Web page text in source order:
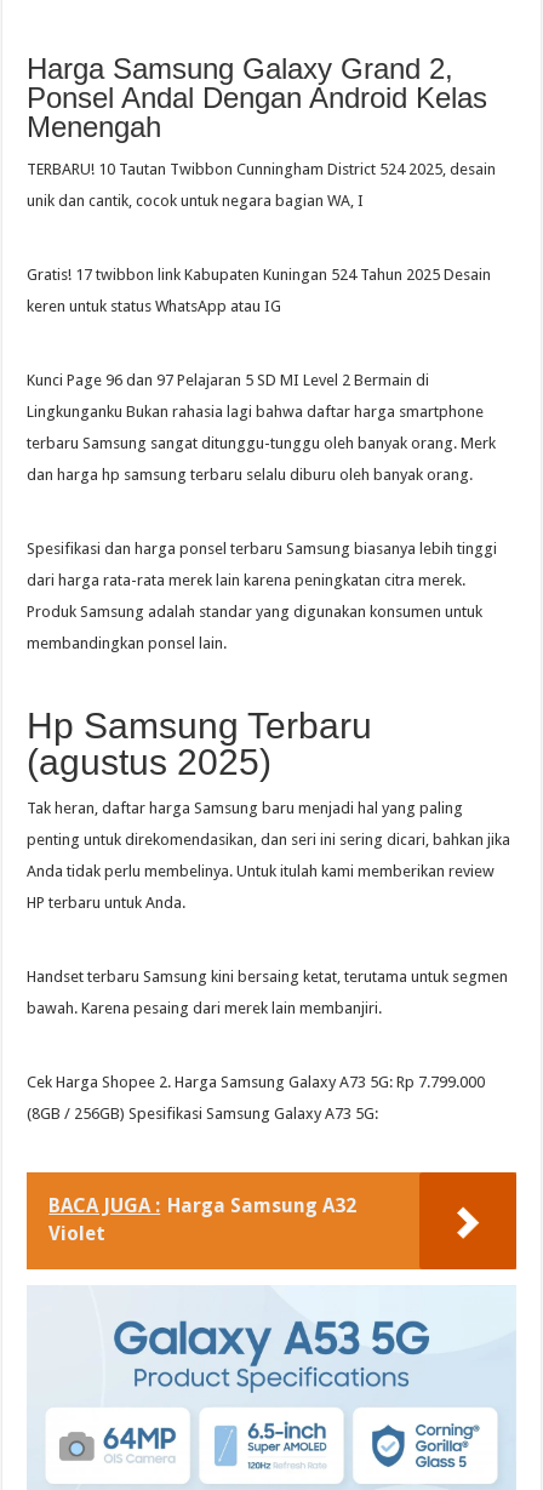
Harga Samsung Galaxy Grand 2,
Ponsel Andal Dengan Android Kelas
Menengah
TERBARU! 10 Tautan Twibbon Cunningham District 524 2025, desain
unik dan cantik, cocok untuk negara bagian WA, I
Gratis! 17 twibbon link Kabupaten Kuningan 524 Tahun 2025 Desain
keren untuk status WhatsApp atau IG
Kunci Page 96 dan 97 Pelajaran 5 SD MI Level 2 Bermain di
Lingkunganku Bukan rahasia lagi bahwa daftar harga smartphone
terbaru Samsung sangat ditunggu-tunggu oleh banyak orang. Merk
dan harga hp samsung terbaru selalu diburu oleh banyak orang.
Spesifikasi dan harga ponsel terbaru Samsung biasanya lebih tinggi
dari harga rata-rata merek lain karena peningkatan citra merek.
Produk Samsung adalah standar yang digunakan konsumen untuk
membandingkan ponsel lain.
Hp Samsung Terbaru
(agustus 2025)
Tak heran, daftar harga Samsung baru menjadi hal yang paling
penting untuk direkomendasikan, dan seri ini sering dicari, bahkan jika
Anda tidak perlu membelinya. Untuk itulah kami memberikan review
HP terbaru untuk Anda.
Handset terbaru Samsung kini bersaing ketat, terutama untuk segmen
bawah. Karena pesaing dari merek lain membanjiri.
Cek Harga Shopee 2. Harga Samsung Galaxy A73 5G: Rp 7.799.000
(8GB / 256GB) Spesifikasi Samsung Galaxy A73 5G:
BACA JUGA : Harga Samsung A32
Violet